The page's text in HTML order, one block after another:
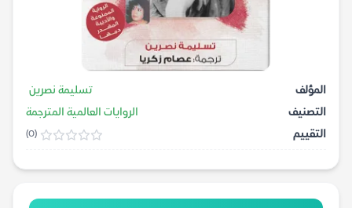
المؤلف
تسليمة نصرين
التصنيف
الروايات العالمية المترجمة
التقييم
(0)